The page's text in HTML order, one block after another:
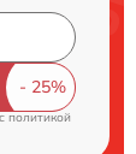
политикой